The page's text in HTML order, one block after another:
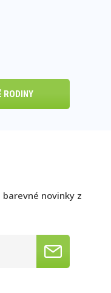
RODINY
novinky z